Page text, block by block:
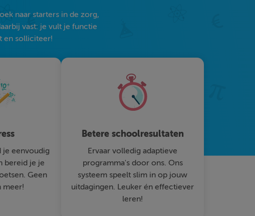
naar starters in de zorg,
vast: je vult je functie
en solliciteer!
je eenvoudig
bereid je je
Geen
meer!
Betere schoolresultaten
Ervaar volledig adaptieve
programma's door ons. Ons
systeem speelt slim in op jouw
uitdagingen. Leuker én effectiever
leren!